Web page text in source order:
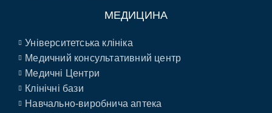
МЕДИЦИНА
Університетська клініка
Медичний консультативний центр
Медичні Центри
Клінічні бази
Навчально-виробнича аптека